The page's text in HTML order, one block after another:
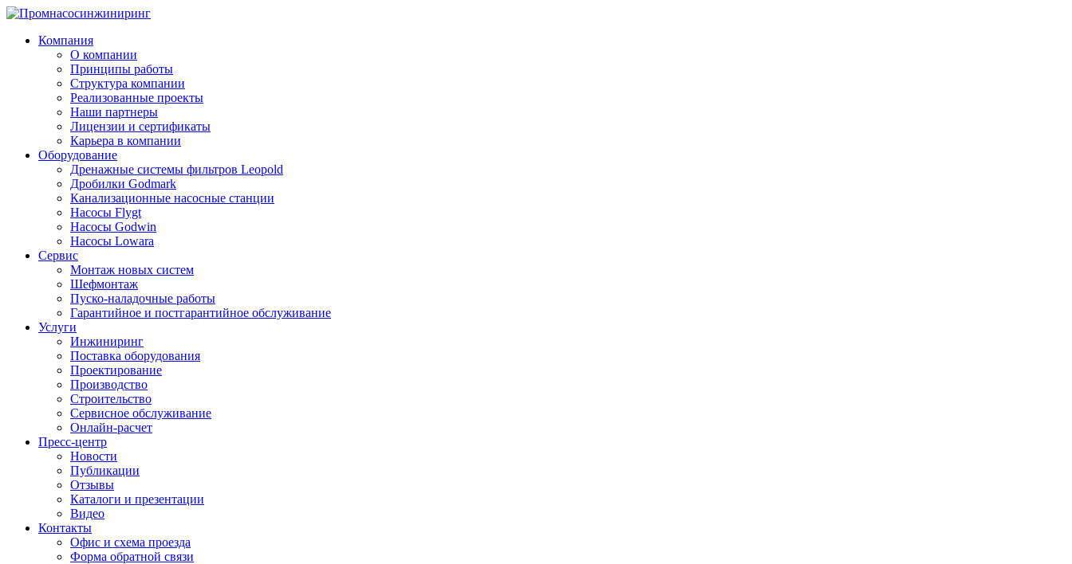
Компания
О компании
Принципы работы
Структура компании
Реализованные проекты
Наши партнеры
Лицензии и сертификаты
Карьера в компании
Оборудование
Дренажные системы фильтров Leopold
Дробилки Godmark
Канализационные насосные станции
Насосы Flygt
Насосы Godwin
Насосы Lowara
Сервис
Монтаж новых систем
Шефмонтаж
Пуско-наладочные работы
Гарантийное и постгарантийное обслуживание
Услуги
Инжиниринг
Поставка оборудования
Проектирование
Производство
Строительство
Сервисное обслуживание
Онлайн-расчет
Пресс-центр
Новости
Публикации
Отзывы
Каталоги и презентации
Видео
Контакты
Офис и схема проезда
Форма обратной связи